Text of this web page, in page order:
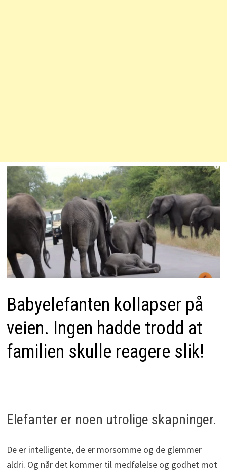
Babyelefanten kollapser på
veien. Ingen hadde trodd at
familien skulle reagere slik!
Elefanter er noen utrolige skapninger.
De er intelligente, de er morsomme og de glemmer
aldri. Og når det kommer til medfølelse og godhet mot